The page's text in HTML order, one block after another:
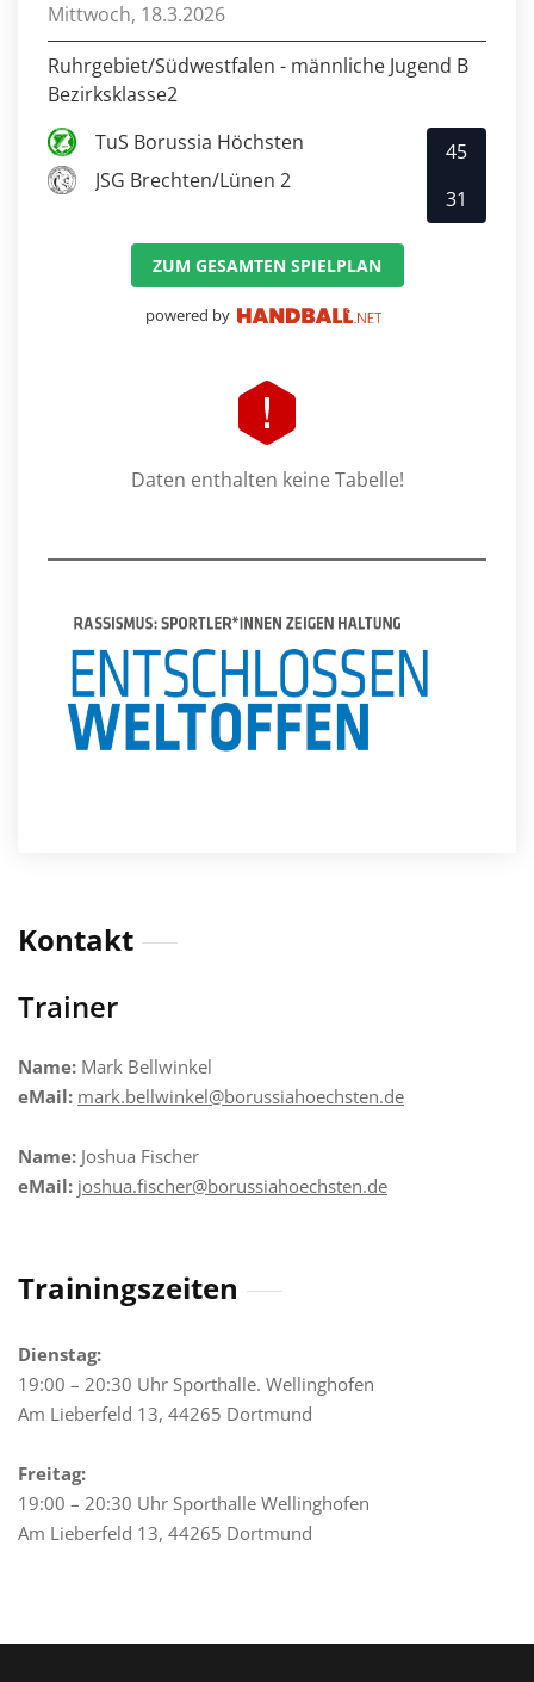
Mittwoch, 18.3.2026
Ruhrgebiet/Südwestfalen - männliche Jugend B
Bezirksklasse2
TuS Borussia Höchsten
JSG Brechten/Lünen 2
45
31
ZUM GESAMTEN SPIELPLAN
powered by
Daten enthalten keine Tabelle!
Kontakt
Trainer
Name: Mark Bellwinkel
eMail: mark.bellwinkel@borussiahoechsten.de
Name: Joshua Fischer
eMail: joshua.fischer@borussiahoechsten.de
Trainingszeiten
Dienstag:
19:00 – 20:30 Uhr Sporthalle. Wellinghofen
Am Lieberfeld 13, 44265 Dortmund
Freitag:
19:00 – 20:30 Uhr Sporthalle Wellinghofen
Am Lieberfeld 13, 44265 Dortmund